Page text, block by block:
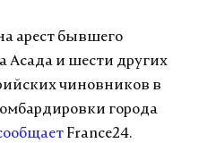
арест бывшего
Асада и шести других
чиновников в
города
France24.